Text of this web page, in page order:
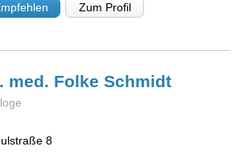
Zum Profil
med. FolkeSchmidt
8